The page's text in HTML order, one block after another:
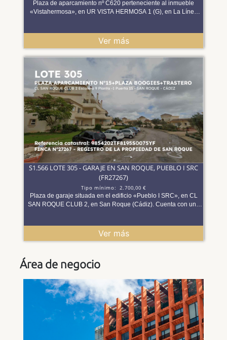
circunvalación y transporte público. Servicios cercanos:
gran utilidad para residentes del conjunto, profesionales de la
zona o inversores que buscan bienes urbanos con demanda
meramente informativos, se indica que la cuota ordinaria de
comunidad de propietarios aproximada asciende a 11–12 € para
las plazas de aparcamiento y 5–6 € para los trasteros, si bien
puede variar en función de los metros cuadrados de cada
inmueble. Asimismo, se desconoce el importe total pendiente
que pudiera existir a fecha de hoy.
Plaza de aparcamiento nº C620 perteneciente al inmueble
«Vistahermosa», en UR VISTA HERMOSA 1 (G), en La Línea
consolidada. Datos del Lote 274 FINCA NÚMERO 44085-22
672 Folio 199) REF. CATASTRAL 9303101TF8190S0577IG
Dirección: UR VISTA HERMOSA 1 (G) Es:1 Pl:00 Pt:620 UR
VISTA HERMOSA LA LINEA DE LA CONCEPCION 11315-CÁDIZ
Pleno dominio, 100%: la nota simple registral confirma que
PROMAGA, S.A. es titular del pleno dominio del 100% de esta
finca (Naturaleza del Derecho: Propiedad; Participación: cien por
cien del pleno dominio). **EN EL APARTADO DOCUMENTOS
PODRÁ ENCONTRAR NOTA SIMPLE, CERTIFICADO
CATASTRAL, INFORME DE MAPAS** Es necesario disponer de
ususario registrado en la plataforma y haber realizado el
depósito para poder participar en la subasta
Ver más
S1.566 LOTE 305 - GARAJE EN SAN ROQUE, PUEBLO I SRC
(FR27267)
Tipo mínimo: 2.700,00 €
Plaza de garaje situada en el edificio «Pueblo I SRC», en CL
SAN ROQUE CLUB 2, en San Roque (Cádiz). Cuenta con una
uso propio o como inversión de bajo mantenimiento. Datos del
ROQUE CLUB 2 Es:9 Pl:-1 Pt:15 SAN ROQUE 11310-CÁDIZ
PROMAGA, S.A. es titular del pleno dominio del 100% de esta
finca (Naturaleza del Derecho: Propiedad; Participación: cien por
cien del pleno dominio). **EN EL APARTADO DOCUMENTOS
PODRÁ ENCONTRAR NOTA SIMPLE, CERTIFICADO
CATASTRAL, INFORME DE MAPAS** Es necesario disponer de
ususario registrado en la plataforma y haber realizado el
depósito para poder participar en la subasta
Ver más
Área de negocio